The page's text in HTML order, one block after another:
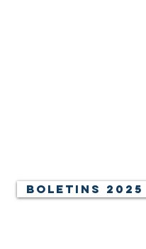
Boletins 2025